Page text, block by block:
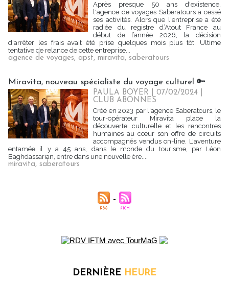
Après presque 50 ans d'existence,
l'agence de voyages Saberatours a cessé
ses activités. Alors que l'entreprise a été
radiée du registre d’Atout France au
début de l’année 2026, la décision
d'arrêter les frais avait été prise quelques mois plus tôt. Ultime
tentative de relance de cette entreprise...
agence de voyages, apst, miravita, saberatours
Miravita, nouveau spécialiste du voyage culturel 🔑
PAULA BOYER | 07/02/2024
CLUB ABONNES
Créé en 2023 par l'agence Saberatours, le
tour-opérateur Miravita place la
découverte culturelle et les rencontres
humaines au cœur son offre de circuits
accompagnés vendus on-line. L'aventure
entamée il y a 45 ans, dans le monde du tourisme, par Léon
Baghdassarian, entre dans une nouvelle ère....
miravita, saberatours
DERNIÈRE HEURE